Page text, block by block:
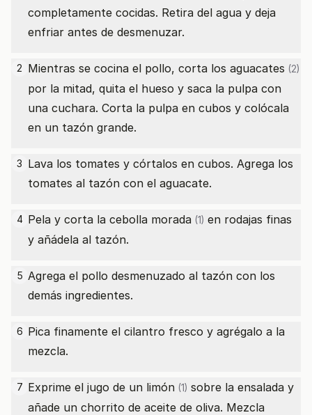
completamente cocidas. Retira del agua y deja
enfriar antes de desmenuzar.
2 Mientras se cocina el pollo, corta los aguacates (2)
por la mitad, quita el hueso y saca la pulpa con
una cuchara. Corta la pulpa en cubos y colócala
en un tazón grande.
3 Lava los tomates y córtalos en cubos. Agrega los
tomates al tazón con el aguacate.
4 Pela y corta la cebolla morada (1) en rodajas finas
y añádela al tazón.
5 Agrega el pollo desmenuzado al tazón con los
demás ingredientes.
6 Pica finamente el cilantro fresco y agrégalo a la
mezcla.
7 Exprime el jugo de un limón (1) sobre la ensalada y
añade un chorrito de aceite de oliva. Mezcla